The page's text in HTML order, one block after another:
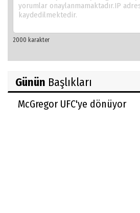
Günün Başlıkları
McGregor UFC'ye dönüyor